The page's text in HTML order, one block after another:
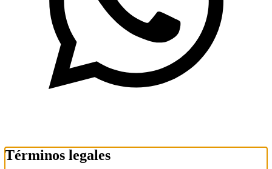
Términos legales